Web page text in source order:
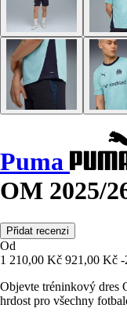
Puma
OM 2025/
Přidat recenzi
Od
1 210,00 Kč 921,00 Kč -
Objevte tréninkový dres
hrdost pro všechny